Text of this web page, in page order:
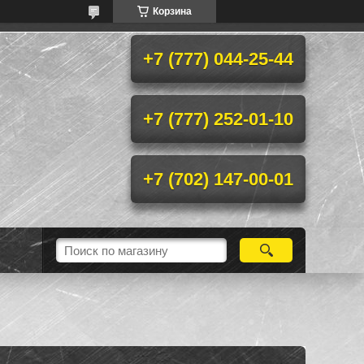
Корзина
+7 (777) 044-25-44
+7 (777) 252-01-10
+7 (702) 147-00-01